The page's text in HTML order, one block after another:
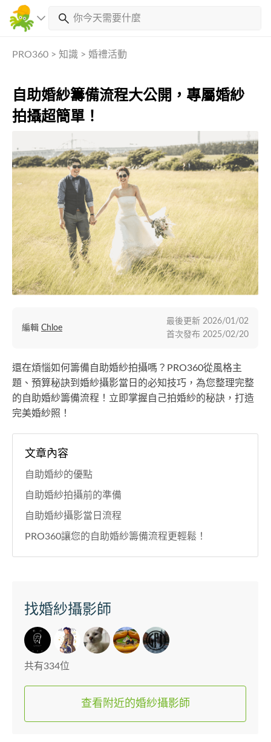
PRO360 > 知識 > 婚禮活動
自助婚紗籌備流程大公開，專屬婚紗
拍攝超簡單！
還在煩惱如何籌備自助婚紗拍攝嗎？PRO360從風格主
題、預算秘訣到婚紗攝影當日的必知技巧，為您整理完整
的自助婚紗籌備流程！立即掌握自己拍婚紗的秘訣，打造
完美婚紗照！
編輯 Chloe
最後更新 2026/01/02
首次發布 2025/02/20
文章內容
自助婚紗的優點
自助婚紗拍攝前的準備
自助婚紗攝影當日流程
PRO360讓您的自助婚紗籌備流程更輕鬆！
找婚紗攝影師
共有334位
查看附近的婚紗攝影師